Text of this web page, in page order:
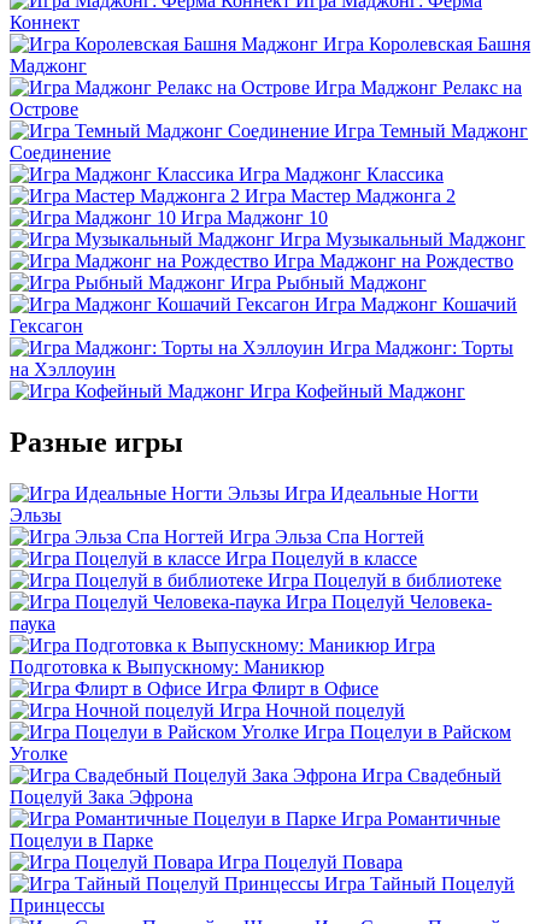
Коннект
Игра Королевская Башня
Маджонг
Игра Маджонг Релакс на
Острове
Игра Темный Маджонг
Соединение
Игра Маджонг Классика
Игра Мастер Маджонга 2
Игра Маджонг 10
Игра Музыкальный Маджонг
Игра Маджонг на Рождество
Игра Рыбный Маджонг
Игра Маджонг Кошачий
Гексагон
Игра Маджонг: Торты
на Хэллоуин
Игра Кофейный Маджонг
Разные игры
Игра Идеальные Ногти
Эльзы
Игра Эльза Спа Ногтей
Игра Поцелуй в классе
Игра Поцелуй в библиотеке
Игра Поцелуй Человека-
паука
Игра
Подготовка к Выпускному: Маникюр
Игра Флирт в Офисе
Игра Ночной поцелуй
Игра Поцелуи в Райском
Уголке
Игра Свадебный
Поцелуй Зака Эфрона
Игра Романтичные
Поцелуи в Парке
Игра Поцелуй Повара
Игра Тайный Поцелуй
Принцессы